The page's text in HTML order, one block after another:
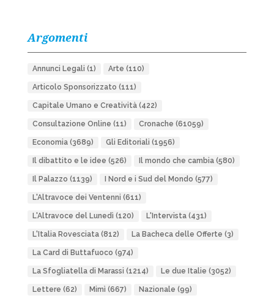
Argomenti
Annunci Legali (1) Arte (110)
Articolo Sponsorizzato (111)
Capitale Umano e Creatività(422)
Consultazione Online (11) Cronache (61059)
Economia(3689) Gli Editoriali (1956)
Il dibattito e le idee (526) Il mondo che cambia(580)
Il Palazzo (1139) I Nord e i Sud del Mondo (577)
L'Altravoce dei Ventenni (611)
L'Altravoce del Lunedì (120) L'Intervista(431)
L'Italia Rovesciata(812) La Bacheca delle Offerte (3)
La Card di Buttafuoco (974)
La Sfogliatella di Marassi (1214) Le due Italie (3052)
Lettere (62) Mimì (667) Nazionale (99)